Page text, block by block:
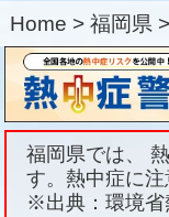
Home > 福岡県 >
福岡県では、
す。熱中症に注
※出典：環境省